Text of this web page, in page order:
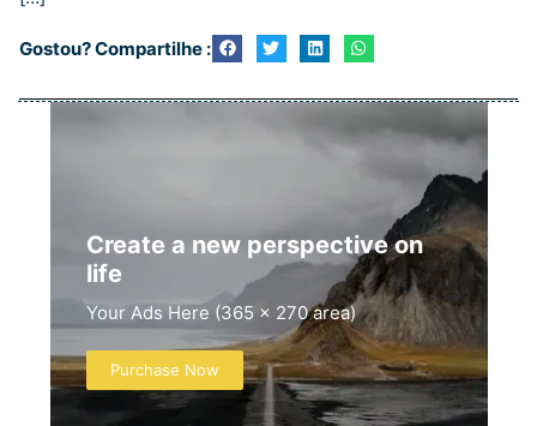
Gostou? Compartilhe :
Create a new perspective on
life
Your Ads Here (365 x 270 area)
Purchase Now